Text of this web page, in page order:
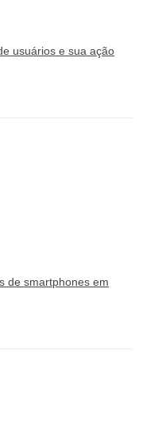
usuários e sua ação
de smartphones em